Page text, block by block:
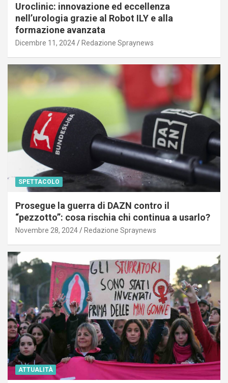
Uroclinic: innovazione ed eccellenza
nell’urologia grazie al Robot ILY e alla
formazione avanzata
Dicembre 11, 2024 Redazione Spraynews
SPETTACOLO
Prosegue la guerra di DAZN contro il
“pezzotto”: cosa rischia chi continua a usarlo?
Novembre 28, 2024 Redazione Spraynews
ATTUALITÀ